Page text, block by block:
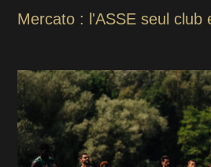
Mercato : l'ASSE seul club